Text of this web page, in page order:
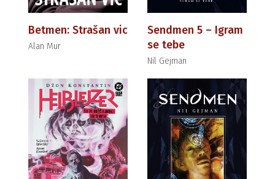
Betmen: Strašan vic
Alan Mur
Sendmen 5 – Igram
se tebe
Nil Gejman